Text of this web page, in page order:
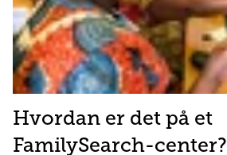
Hvordan er det på et
FamilySearch-center?